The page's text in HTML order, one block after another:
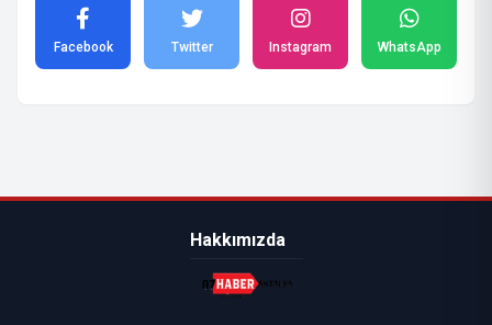
Facebook Twitter Instagram WhatsApp
Hakkımızda